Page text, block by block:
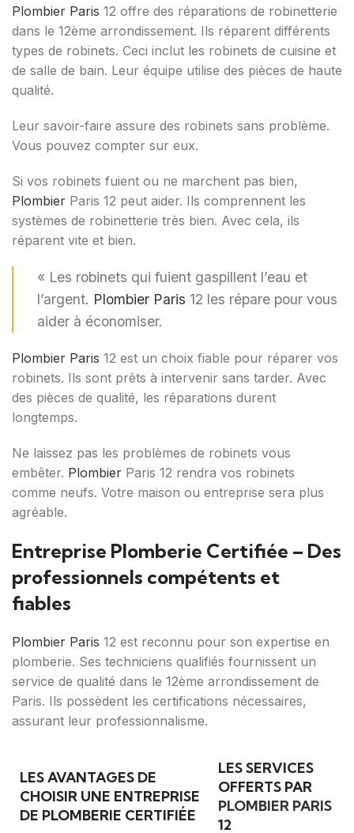
Plombier Paris 12 offre des réparations de robinetterie
dans le 12ème arrondissement. Ils réparent différents
types de robinets. Ceci inclut les robinets de cuisine et
de salle de bain. Leur équipe utilise des pièces de haute
qualité.
Leur savoir-faire assure des robinets sans problème.
Vous pouvez compter sur eux.
Si vos robinets fuient ou ne marchent pas bien,
Plombier Paris 12 peut aider. Ils comprennent les
systèmes de robinetterie très bien. Avec cela, ils
réparent vite et bien.
« Les robinets qui fuient gaspillent l’eau et
l’argent. Plombier Paris 12 les répare pour vous
aider à économiser.
Plombier Paris 12 est un choix fiable pour réparer vos
robinets. Ils sont prêts à intervenir sans tarder. Avec
des pièces de qualité, les réparations durent
longtemps.
Ne laissez pas les problèmes de robinets vous
embêter. Plombier Paris 12 rendra vos robinets
comme neufs. Votre maison ou entreprise sera plus
agréable.
Entreprise Plomberie Certifiée – Des
professionnels compétents et
fiables
Plombier Paris 12 est reconnu pour son expertise en
plomberie. Ses techniciens qualifiés fournissent un
service de qualité dans le 12ème arrondissement de
Paris. Ils possèdent les certifications nécessaires,
assurant leur professionnalisme.
LES AVANTAGES DE
CHOISIR UNE ENTREPRISE
DE PLOMBERIE CERTIFIÉE
LES SERVICES
OFFERTS PAR
PLOMBIER PARIS
12